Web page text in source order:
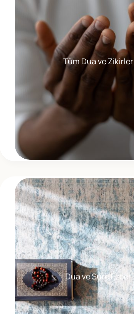
Tüm Dua ve Zikirler
Dua ve Sure Ezber